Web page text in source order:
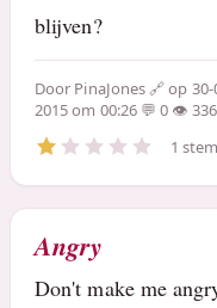
blijven?
Door PinaJones
op 30-
2015 om 00:26
0
1 stem
Angry
Don't make me